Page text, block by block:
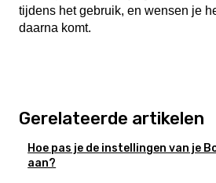
tijdens het gebruik, en wensen je
daarna komt.
Gerelateerde artikelen
Hoe pas je de instellingen van je
aan?